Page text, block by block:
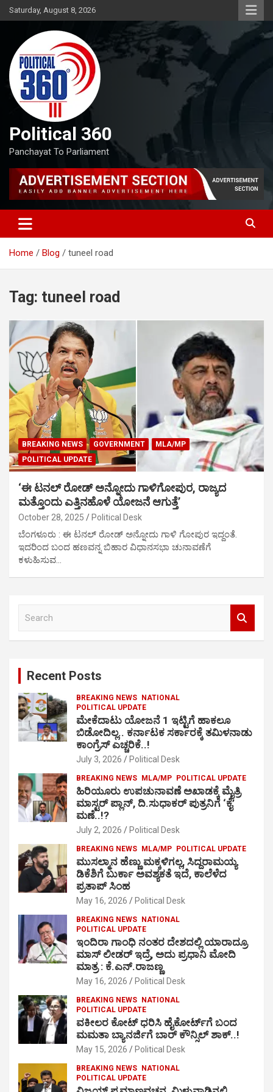
Skip
to
Saturday, August 8, 2026
Political 360
Panchayat To Parliament
Home Blog tuneel road
Tag: tuneel road
BREAKING NEWS GOVERNMENT
MLA/MP
POLITICAL UPDATE
‘ಈ ಟನಲ್‌ ರೋಡ್‌ ಅನ್ನೋದು ಗಾಳಿಗೋಪುರ, ರಾಜ್ಯದ
ಮತ್ತೊಂದು ಎತ್ತಿನಹೊಳೆ ಯೋಜನೆ ಆಗುತ್ತೆ’
October 28, 2025 Political Desk
ಬೆಂಗಳೂರು : ಈ ಟನಲ್‌ ರೋಡ್‌ ಅನ್ನೋದು ಗಾಳಿ ಗೋಪುರ ಇದ್ದಂತೆ.
ಇದರಿಂದ ಬಂದ ಹಣವನ್ನ ಬಿಹಾರ ವಿಧಾನಸಭಾ ಚುನಾವಣೆಗೆ
ಕಳುಹಿಸುವ…
Recent Posts
BREAKING NEWS
NATIONAL
POLITICAL UPDATE
ಮೇಕೆದಾಟು ಯೋಜನೆ 1 ಇಟ್ಟಿಗೆ ಹಾಕಲೂ
ಬಿಡೋದಿಲ್ಲ.. ಕರ್ನಾಟಕ ಸರ್ಕಾರಕ್ಕೆ ತಮಿಳನಾಡು
ಕಾಂಗ್ರೆಸ್ ಎಚ್ಚರಿಕೆ..!
July 3, 2026 Political Desk
BREAKING NEWS MLA/MP POLITICAL UPDATE
ಹಿರಿಯೂರು ಉಪಚುನಾವಣೆ ಅಖಾಡಕ್ಕೆ ಮೈತ್ರಿ
ಮಾಸ್ಟರ್ ಪ್ಲಾನ್, ದಿ.ಸುಧಾಕರ್ ಪುತ್ರನಿಗೆ ‘ಕೈ’
ಮಣೆ..!?
July 2, 2026 Political Desk
BREAKING NEWS MLA/MP POLITICAL UPDATE
ಮುಸಲ್ಮಾನ ಹೆಣ್ಣು ಮಕ್ಕಳಿಗಲ್ಲ, ಸಿದ್ದರಾಮಯ್ಯ
ಡಿಕೆಶಿಗೆ ಬುರ್ಕಾ ಅವಶ್ಯಕತೆ ಇದೆ, ಕಾಲೆಳೆದ
ಪ್ರತಾಪ್ ಸಿಂಹ
May 16, 2026 Political Desk
BREAKING NEWS
NATIONAL
POLITICAL UPDATE
ಇಂದಿರಾ ಗಾಂಧಿ ನಂತರ ದೇಶದಲ್ಲಿ ಯಾರಾದ್ರೂ
ಮಾಸ್ ಲೀಡರ್ ಇದ್ರೆ, ಅದು ಪ್ರಧಾನಿ ಮೋದಿ
ಮಾತ್ರ : ಕೆ.ಎನ್.ರಾಜಣ್ಣ
May 16, 2026 Political Desk
BREAKING NEWS
NATIONAL
POLITICAL UPDATE
ವಕೀಲರ ಕೋಟ್ ಧರಿಸಿ ಹೈಕೋರ್ಟ್​ಗೆ ಬಂದ
ಮಮತಾ ಬ್ಯಾನರ್ಜಿಗೆ ಬಾರ್ ಕೌನ್ಸಿಲ್ ಶಾಕ್..!
May 15, 2026 Political Desk
BREAKING NEWS
NATIONAL
POLITICAL UPDATE